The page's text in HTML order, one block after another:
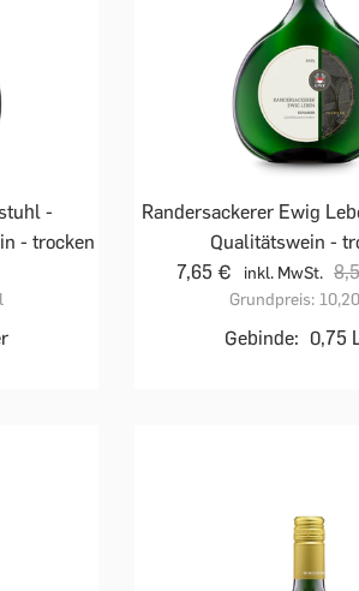
-
- trocken
Randersackerer Ewig
Qualitätswein -
7,65 €
inkl. MwSt.
Grundpreis:
Gebinde: 0,75